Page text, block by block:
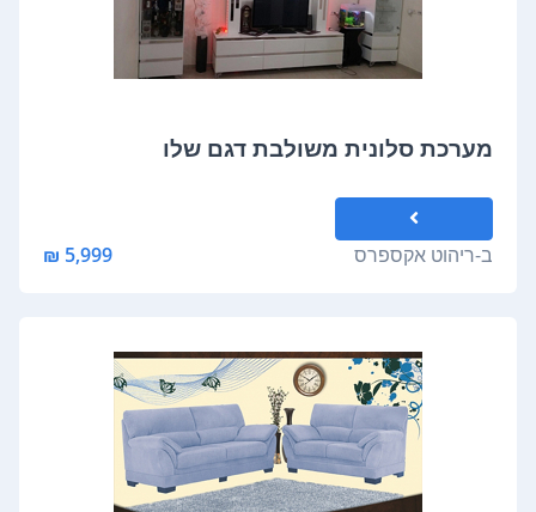
מערכת סלונית משולבת דגם שלו
ב-ריהוט אקספרס 5,999 ₪